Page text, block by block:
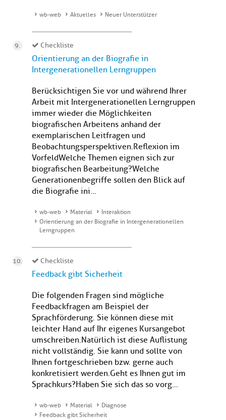
wb-web Aktuelles Neuer Unterstützer
Checkliste
Orientierung an der Biografie in
Intergenerationellen Lerngruppen
Berücksichtigen Sie vor und während Ihrer
Arbeit mit Intergenerationellen Lerngruppen
immer wieder die Möglichkeiten
biografischen Arbeitens anhand der
exemplarischen Leitfragen und
Beobachtungsperspektiven.Reflexion im
VorfeldWelche Themen eignen sich zur
biografischen Bearbeitung?Welche
Generationenbegriffe sollen den Blick auf
die Biografie ini...
wb-web Material
Interaktion
Orientierung an der Biografie in Intergenerationellen
Lerngruppen
Checkliste
Feedback gibt Sicherheit
Die folgenden Fragen sind mögliche
Feedbackfragen am Beispiel der
Sprachförderung. Sie können diese mit
leichter Hand auf Ihr eigenes Kursangebot
umschreiben.Natürlich ist diese Auflistung
nicht vollständig. Sie kann und sollte von
Ihnen fortgeschrieben bzw. gerne auch
konkretisiert werden.Geht es Ihnen gut im
Sprachkurs?Haben Sie sich das so vorg...
wb-web Material
Diagnose
Feedback gibt Sicherheit